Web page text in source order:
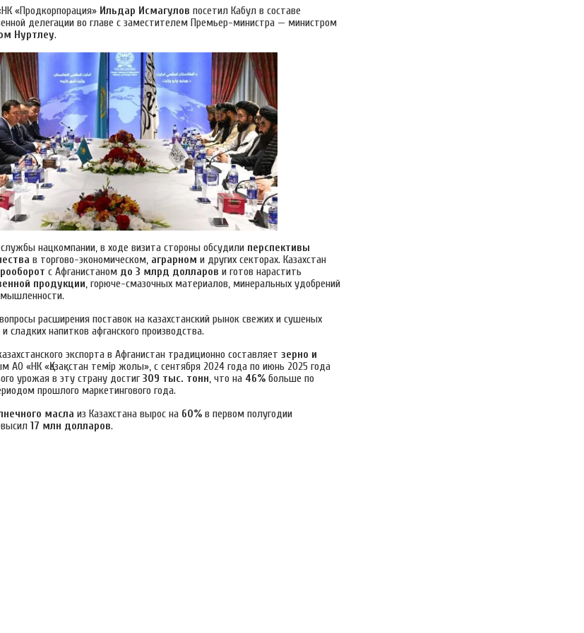
«Продкорпорация» Ильдар Исмагулов посетил Кабул в составе
делегации во главе с заместителем Премьер-министра — министром
Нуртлеу.
нацкомпании, в ходе визита стороны обсудили перспективы
в торгово-экономическом, аграрном и других секторах. Казахстан
с Афганистаном до 3 млрд долларов и готов нарастить
продукции, горюче-смазочных материалов, минеральных удобрений
расширения поставок на казахстанский рынок свежих и сушеных
сладких напитков афганского производства.
экспорта в Афганистан традиционно составляет зерно и
АО «НК «Қазақстан темір жолы», с сентября 2024 года по июнь 2025 года
урожая в эту страну достиг309 тыс. тонн, что на 46% больше по
прошлого маркетингового года.
масла из Казахстана вырос на 60% в первом полугодии
17 млн долларов.